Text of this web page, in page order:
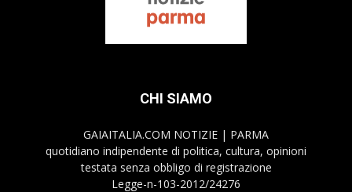
CHI SIAMO
GAIAITALIA.COM NOTIZIE | PARMA
quotidiano indipendente di politica, cultura, opinioni
testata senza obbligo di registrazione
Legge-n-103-2012/24276